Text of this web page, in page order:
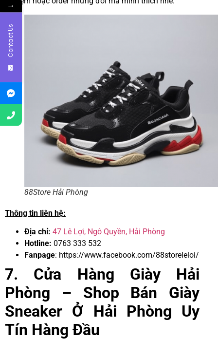
88Store Hải Phòng
Thông tin liên hệ:
Địa chỉ: 47 Lê Lợi, Ngô Quyền, Hải Phòng
Hotline: 0763 333 532
Fanpage: https://www.facebook.com/88storeleloi/
7. Cửa Hàng Giày Hải
Phòng – Shop Bán Giày
Sneaker Ở Hải Phòng Uy
Tín Hàng Đầu
→
Contact Us